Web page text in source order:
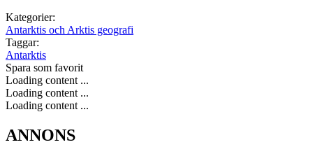
Kategorier:
Antarktis och Arktis geografi
Taggar:
Antarktis
Spara som favorit
Loading content ...
Loading content ...
Loading content ...
ANNONS